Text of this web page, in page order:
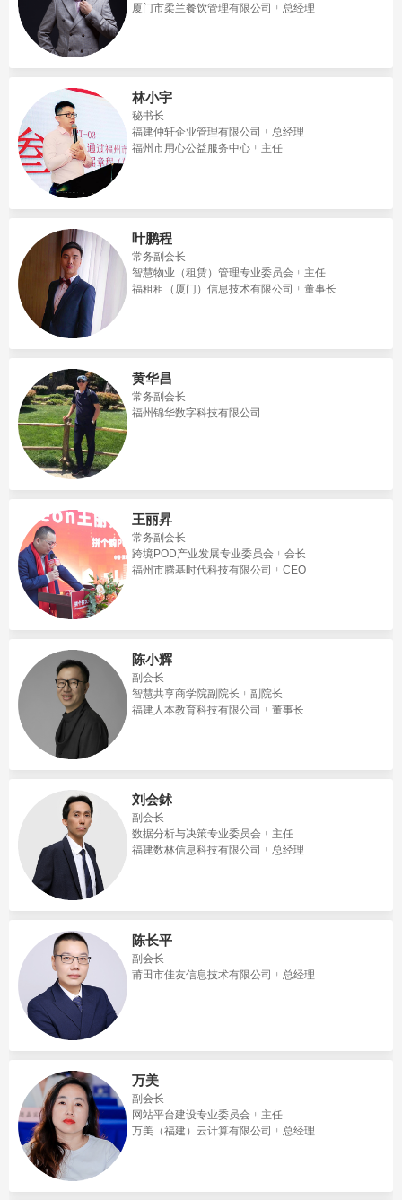
厦门市柔兰餐饮管理有限公司
总经理
林小宇
秘书长
福建仲轩企业管理有限公司
总经理
福州市用心公益服务中心
主任
叶鹏程
常务副会长
智慧物业（租赁）管理专业委员会
主任
福租租（厦门）信息技术有限公司
董事长
黄华昌
常务副会长
福州锦华数字科技有限公司
王丽昇
常务副会长
跨境POD产业发展专业委员会
会长
福州市腾基时代科技有限公司
CEO
陈小辉
副会长
智慧共享商学院副院长
副院长
福建人本教育科技有限公司
董事长
刘会鉥
副会长
数据分析与决策专业委员会
主任
福建数林信息科技有限公司
总经理
陈长平
副会长
莆田市佳友信息技术有限公司
总经理
万美
副会长
网站平台建设专业委员会
主任
万美（福建）云计算有限公司
总经理